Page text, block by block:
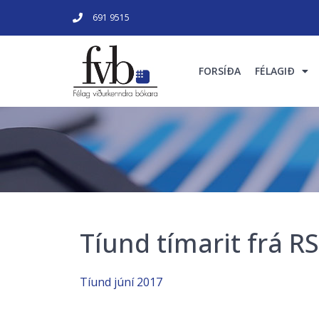
691 9515
FORSÍÐA FÉLAGIÐ
Tíund tímarit frá
Tíund júní 2017